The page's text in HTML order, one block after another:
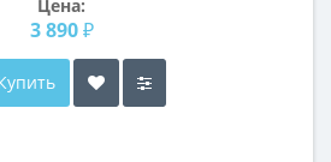
Цена:
3 890 ₽